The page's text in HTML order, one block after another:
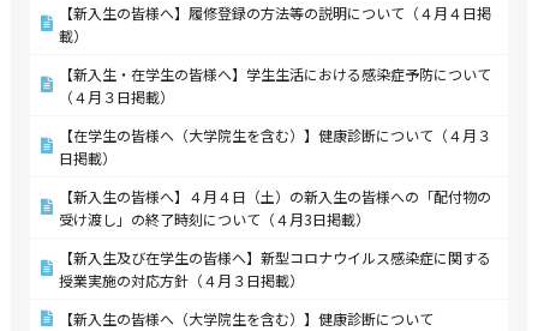
【新入生の皆様へ】履修登録の方法等の説明について（４月４日掲
載）
【新入生・在学生の皆様へ】学生生活における感染症予防について
（４月３日掲載）
【在学生の皆様へ（大学院生を含む）】健康診断について（４月３
日掲載）
【新入生の皆様へ】４月４日（土）の新入生の皆様への「配付物の
受け渡し」の終了時刻について（４月3日掲載）
【新入生及び在学生の皆様へ】新型コロナウイルス感染症に関する
授業実施の対応方針（４月３日掲載）
【新入生の皆様へ（大学院生を含む）】健康診断について